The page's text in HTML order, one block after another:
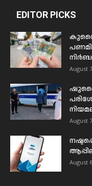
EDITOR PICKS
August
August
August